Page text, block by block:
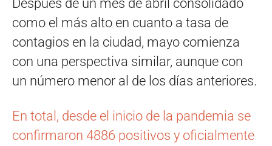
Después de un mes de abril consolidado
como el más alto en cuanto a tasa de
contagios en la ciudad, mayo comienza
con una perspectiva similar, aunque con
un número menor al de los días anteriores.
En total, desde el inicio de la pandemia se
confirmaron 4886 positivos y oficialmente